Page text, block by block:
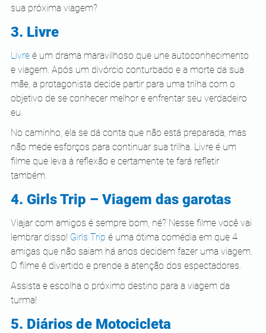
sua próxima viagem?
3. Livre
Livre é um drama maravilhoso que une autoconhecimento
e viagem. Após um divórcio conturbado e a morte da sua
mãe, a protagonista decide partir para uma trilha com o
objetivo de se conhecer melhor e enfrentar seu verdadeiro
eu.
No caminho, ela se dá conta que não está preparada, mas
não mede esforços para continuar sua trilha. Livre é um
filme que leva à reflexão e certamente te fará refletir
também.
4. Girls Trip – Viagem das garotas
Viajar com amigos é sempre bom, né? Nesse filme você vai
lembrar disso! Girls Trip é uma ótima comédia em que 4
amigas que não saiam há anos decidem fazer uma viagem.
O filme é divertido e prende a atenção dos espectadores.
Assista e escolha o próximo destino para a viagem da
turma!
5. Diários de Motocicleta